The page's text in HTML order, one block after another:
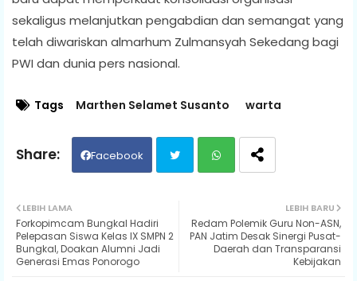
sekaligus melanjutkan pengabdian dan semangat yang
telah diwariskan almarhum Zulmansyah Sekedang bagi
PWI dan dunia pers nasional.
Tags Marthen Selamet Susanto warta
Facebook
ats
LEBIH BARU
Redam Polemik Guru Non-ASN,
PAN Jatim Desak Sinergi Pusat-
Daerah dan Transparansi
Kebijakan
LEBIH LAMA
Forkopimcam Bungkal Hadiri
Pelepasan Siswa Kelas IX SMPN 2
Bungkal, Doakan Alumni Jadi
Generasi Emas Ponorogo